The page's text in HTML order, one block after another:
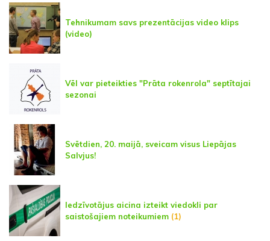
Tehnikumam savs prezentācijas video klips
(video)
Vēl var pieteikties "Prāta rokenrola" septītajai
sezonai
Svētdien, 20. maijā, sveicam visus Liepājas
Salvjus!
Iedzīvotājus aicina izteikt viedokli par
saistošajiem noteikumiem (1)